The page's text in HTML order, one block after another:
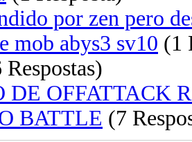
por zen pero
mob abys3 sv10 (1
Respostas)
DE OFFATTACK
BATTLE (7